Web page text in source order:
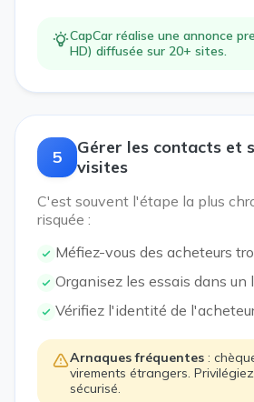
CapCar réalise une annonce
HD) diffusée sur 20+ sites.
5
Gérer les contacts et
visites
C'est souvent l'étape la plus
risquée :
Méfiez-vous des acheteurs
Organisez les essais dans un
Vérifiez l'identité de
Arnaques fréquentes :
virements étrangers.
sécurisé.